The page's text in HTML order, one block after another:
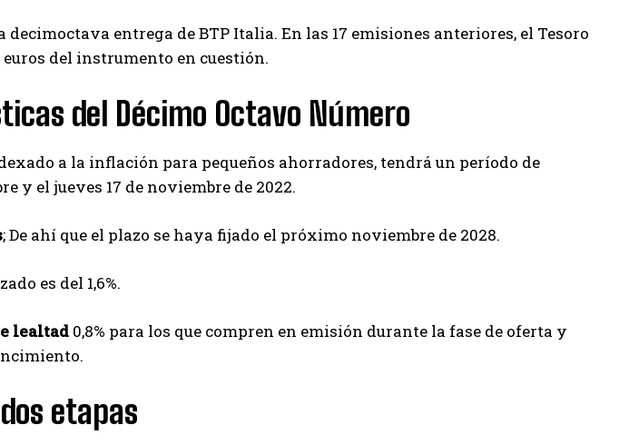
decimoctava entrega de BTP Italia. En las 17 emisiones anteriores, el Tesoro
euros del instrumento en cuestión.
del Décimo Octavo Número
a la inflación para pequeños ahorradores, tendrá un período de
y el jueves 17 de noviembre de 2022.
; De ahí que el plazo se haya fijado el próximo noviembre de 2028.
es del 1,6%.
lealtad 0,8% para los que compren en emisión durante la fase de oferta y
etapas